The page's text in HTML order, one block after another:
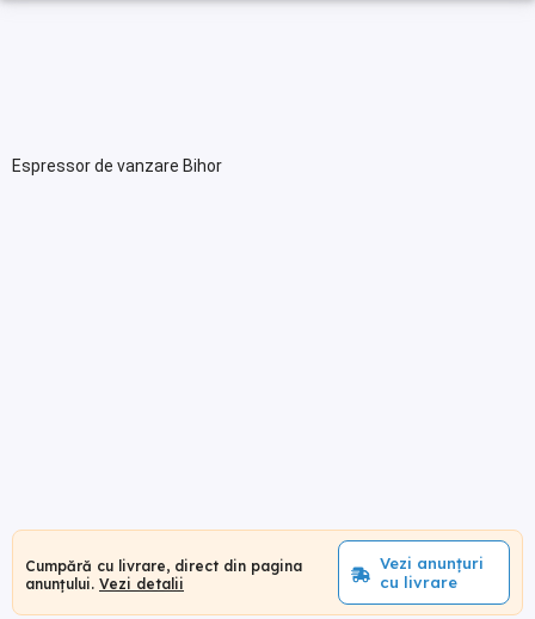
Espressor de vanzare Bihor
Cumpără cu livrare, direct din pagina
anunțului. Vezi detalii
Vezi anunțuri
cu livrare